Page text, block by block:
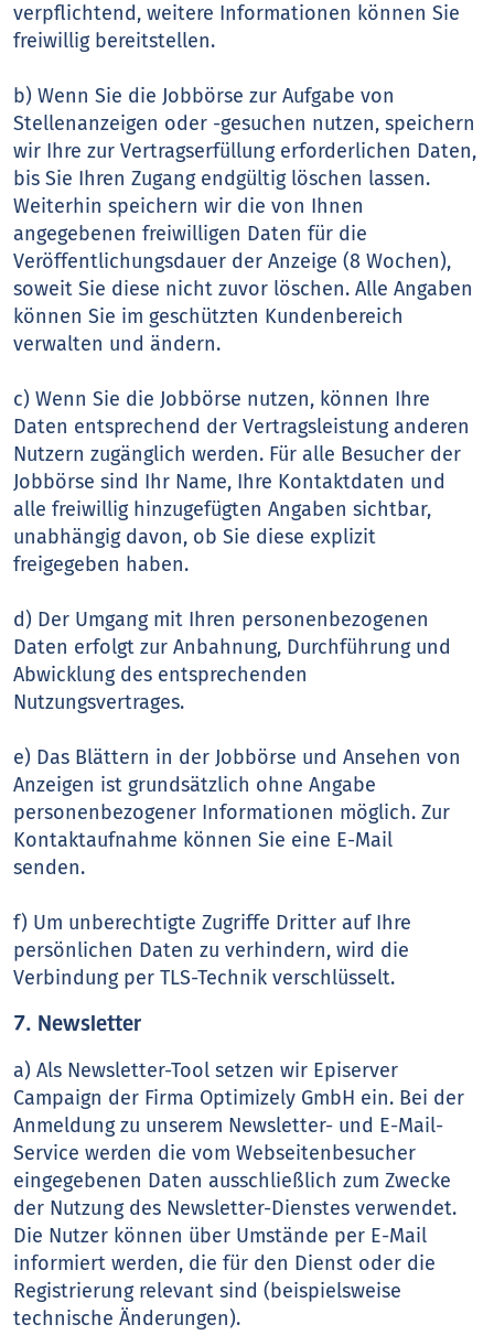
verpflichtend, weitere Informationen können Sie
freiwillig bereitstellen.
b) Wenn Sie die Jobbörse zur Aufgabe von
Stellenanzeigen oder -gesuchen nutzen, speichern
wir Ihre zur Vertragserfüllung erforderlichen Daten,
bis Sie Ihren Zugang endgültig löschen lassen.
Weiterhin speichern wir die von Ihnen
angegebenen freiwilligen Daten für die
Veröffentlichungsdauer der Anzeige (8 Wochen),
soweit Sie diese nicht zuvor löschen. Alle Angaben
können Sie im geschützten Kundenbereich
verwalten und ändern.
c) Wenn Sie die Jobbörse nutzen, können Ihre
Daten entsprechend der Vertragsleistung anderen
Nutzern zugänglich werden. Für alle Besucher der
Jobbörse sind Ihr Name, Ihre Kontaktdaten und
alle freiwillig hinzugefügten Angaben sichtbar,
unabhängig davon, ob Sie diese explizit
freigegeben haben.
d) Der Umgang mit Ihren personenbezogenen
Daten erfolgt zur Anbahnung, Durchführung und
Abwicklung des entsprechenden
Nutzungsvertrages.
e) Das Blättern in der Jobbörse und Ansehen von
Anzeigen ist grundsätzlich ohne Angabe
personenbezogener Informationen möglich. Zur
Kontaktaufnahme können Sie eine E-Mail
senden.
f) Um unberechtigte Zugriffe Dritter auf Ihre
persönlichen Daten zu verhindern, wird die
Verbindung per TLS-Technik verschlüsselt.
7. Newsletter
a) Als Newsletter-Tool setzen wir Episerver
Campaign der Firma Optimizely GmbH ein. Bei der
Anmeldung zu unserem Newsletter- und E-Mail-
Service werden die vom Webseitenbesucher
eingegebenen Daten ausschließlich zum Zwecke
der Nutzung des Newsletter-Dienstes verwendet.
Die Nutzer können über Umstände per E-Mail
informiert werden, die für den Dienst oder die
Registrierung relevant sind (beispielsweise
technische Änderungen).